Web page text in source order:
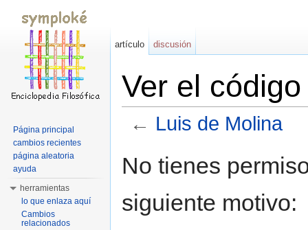
Ver el
← Luis de Molina
No tienes
siguiente motivo:
artículo discusión
Página principal
cambios recientes
página aleatoria
ayuda
herramientas
lo que enlaza aquí
Cambios
relacionados